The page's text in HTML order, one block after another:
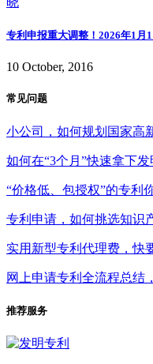
专利申报重大调整！2026年1月
10 October, 2016
常见问题
小公司，如何规划国家高
如何在“3个月”快速拿下发
“价格低、包授权”的专利
专利申请，如何挑选知识
实用新型专利代理费，
网上申请专利全流程总结
推荐服务